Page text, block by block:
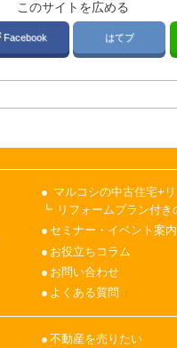
このサイトを広める
Facebook はてブ
マルコシの中古住宅+
リフォームプラン付き
セミナー・イベント案内
お役立ちコラム
お問い合わせ
よくある質問
不動産を売りたい